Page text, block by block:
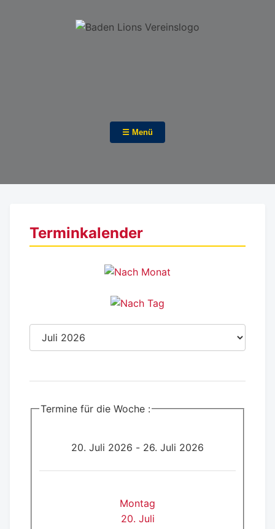
☰ Menü
Terminkalender
Termine für die Woche :
20. Juli 2026 - 26. Juli 2026
Montag
20. Juli